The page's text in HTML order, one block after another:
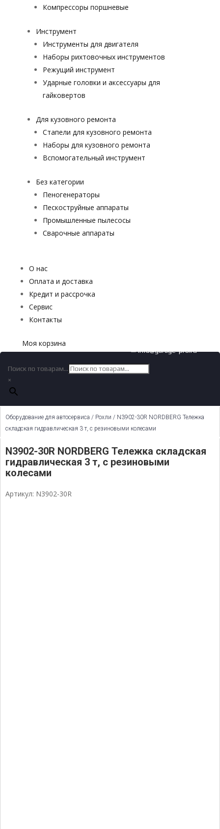
Компрессоры поршневые
Инструмент
Инструменты для двигателя
Наборы рихтовочных инструментов
Режущий инструмент
Ударные головки и аксессуары для
гайковертов
Для кузовного ремонта
Стапели для кузовного ремонта
Наборы для кузовного ремонта
Вспомогательный инструмент
Без категории
Пеногенераторы
Пескоструйные аппараты
Промышленные пылесосы
Сварочные аппараты
О нас
Оплата и доставка
Кредит и рассрочка
Сервис
Контакты
Моя корзина
✉ info@garage-pro.ru
Поиск по товарам...
×
Оборудование для автосервиса / Рохли / N3902-30R NORDBERG Тележка
складская гидравлическая 3 т, с резиновыми колесами
N3902-30R NORDBERG Тележка складская
гидравлическая 3 т, с резиновыми
колесами
Артикул: N3902-30R